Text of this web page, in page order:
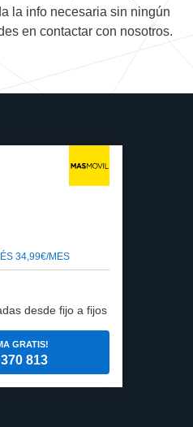
la info necesaria sin ningún
en contactar con nosotros.
34,99€/MES
desde fijo a fijos
GRATIS!
813